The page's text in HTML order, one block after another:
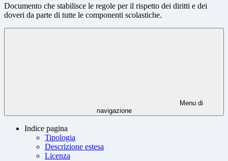
Documento che stabilisce le regole per il rispetto dei diritti e dei
doveri da parte di tutte le componenti scolastiche.
Menu di
navigazione
Indice pagina
Tipologia
Descrizione estesa
Licenza